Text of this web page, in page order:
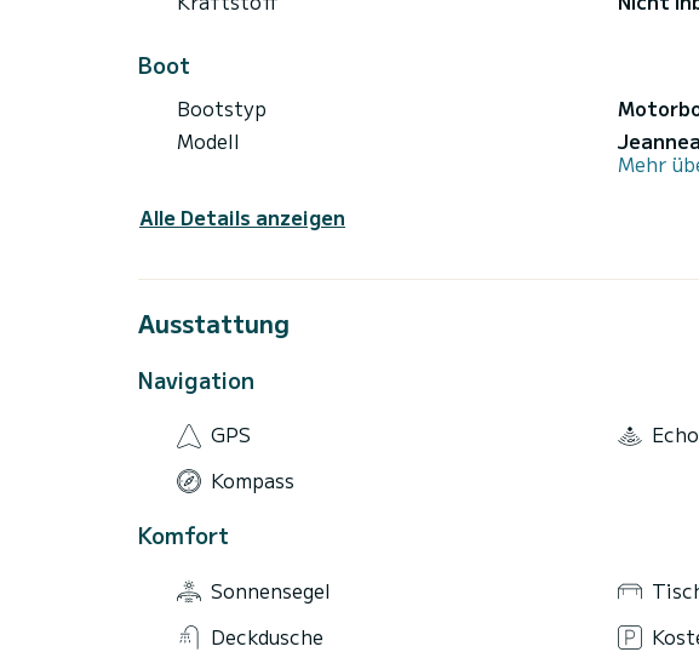
Boot
Bootstyp
Modell
Mehr
Alle Details anzeigen
Ausstattung
Navigation
GPS
Kompass
Komfort
Sonnensegel
Deckdusche